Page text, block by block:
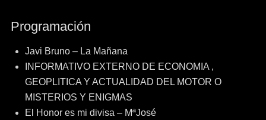
entradas
Programación
Javi Bruno – La Mañana
INFORMATIVO EXTERNO DE ECONOMIA ,
GEOPLITICA Y ACTUALIDAD DEL MOTOR O
MISTERIOS Y ENIGMAS
El Honor es mi divisa – MªJosé